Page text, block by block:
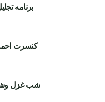
برنامه
کنسرت
شب غزل